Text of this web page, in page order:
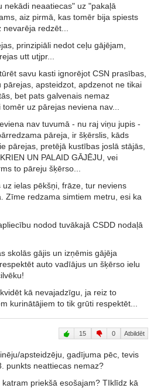
nekādi neaatiecas" uz "pakaļā
aiz pirmā, kas tomēr bija spiests
redzēt...
prinzipiāli nedot ceļu gājējam,
utt utjpr...
savu kasti ignorējot CSN prasības,
apsteidzot, apdzenot ne tikai
bet pats galvenais nemaz
uz pārejas neviena nav...
nav tuvumā - nu raj viņu jupis -
pāreja, ir šķērslis, kāds
pārejas, pretējā kustības joslā stājās,
UN PALAID GĀJĒJU, vei
to pāreju šķērso...
ielas pēkšņi, frāze, tur neviens
Zīme redzama simtiem metru, esi ka
nodod tuvākajā CSDD nodaļā
skolās gājis un izņēmis gājēja
auto vadīājus un šķērso ielu
kā nevajadzīgu, ja reiz to
kurinātājiem to tik grūti respektēt...
15 0 Atbildēt
apsteidzēju, gadījuma pēc, tevis
punkts neattiecas nemaz?
priekšā esošajam? TIklīdz kā